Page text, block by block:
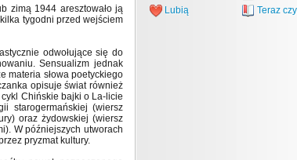
zimą 1944 aresztowało ją
tygodni przed wejściem
odwołujące się do
Sensualizm jednak
materia słowa poetyckiego
opisuje świat również
Chińskie bajki o La-licie
starogermańskiej (wiersz
oraz żydowskiej (wiersz
W późniejszych utworach
pryzmat kultury.
Lubią
Teraz